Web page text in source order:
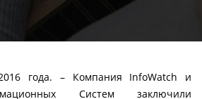
года. – Компания InfoWatch и
Систем заключили